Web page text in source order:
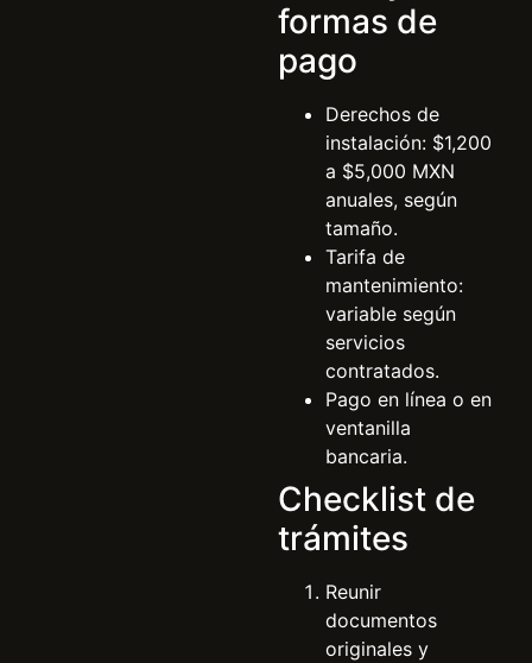
formas de
pago
Derechos de
instalación: $1,200
a $5,000 MXN
anuales, según
tamaño.
Tarifa de
mantenimiento:
variable según
servicios
contratados.
Pago en línea o en
ventanilla
bancaria.
Checklist de
trámites
Reunir
documentos
originales y